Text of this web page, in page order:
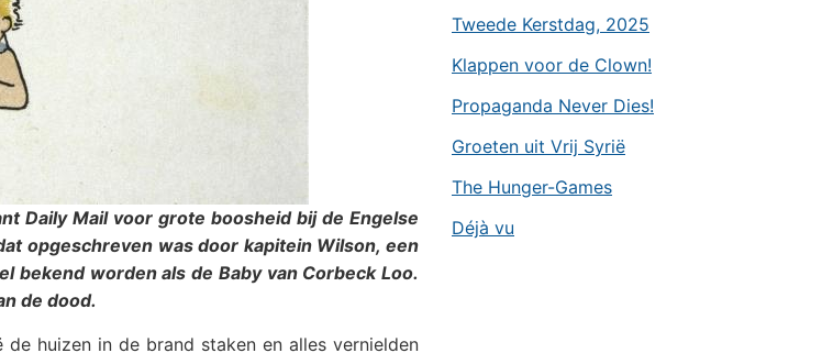
Daily Mail voor grote boosheid bij de Engelse
opgeschreven was door kapitein Wilson, een
bekend worden als de Baby van Corbeck Loo.
de dood.
huizen in de brand staken en alles vernielden
Tweede Kerstdag, 2025
Klappen voor de Clown!
Propaganda Never Dies!
Groeten uit Vrij Syrië
The Hunger-Games
Déjà vu